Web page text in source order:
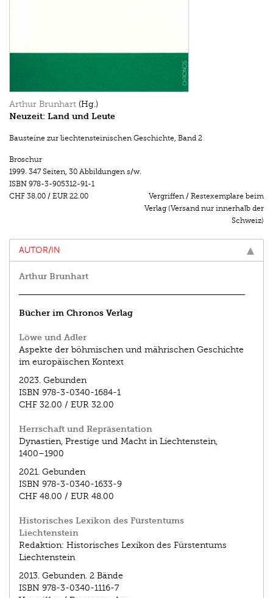
Arthur Brunhart (Hg.)
Neuzeit: Land und Leute
Bausteine zur liechtensteinischen Geschichte, Band 2
Broschur
1999. 347 Seiten, 30 Abbildungen s/w.
ISBN 978-3-905312-91-1
CHF 38.00 / EUR 22.00
Vergriffen / Restexemplare beim
Verlag (Versand nur innerhalb der
Schweiz)
AUTOR/IN
Arthur Brunhart
Bücher im Chronos Verlag
Löwe und Adler
Aspekte der böhmischen und mährischen Geschichte
im europäischen Kontext
2023. Gebunden
ISBN 978-3-0340-1684-1
CHF 32.00 / EUR 32.00
Herrschaft und Repräsentation
Dynastien, Prestige und Macht in Liechtenstein,
1400–1900
2021. Gebunden
ISBN 978-3-0340-1633-9
CHF 48.00 / EUR 48.00
Historisches Lexikon des Fürstentums
Liechtenstein
Redaktion: Historisches Lexikon des Fürstentums
Liechtenstein
2013. Gebunden. 2 Bände
ISBN 978-3-0340-1116-7